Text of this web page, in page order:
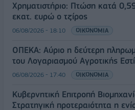
Χρηματιστήριο: Πτώση κατά
εκατ. ευρώ ο τζίρος
06/08/2026 - 18:10 ΟΙΚΟΝΟΜΙΑ
ΟΠΕΚΑ: Αύριο η δεύτερη
του Λογαριασμού Αγροτικής
06/08/2026 - 17:40 ΟΙΚΟΝΟΜΙΑ
Κυβερνητική Επιτροπή
Στρατηγική προτεραιότητα η